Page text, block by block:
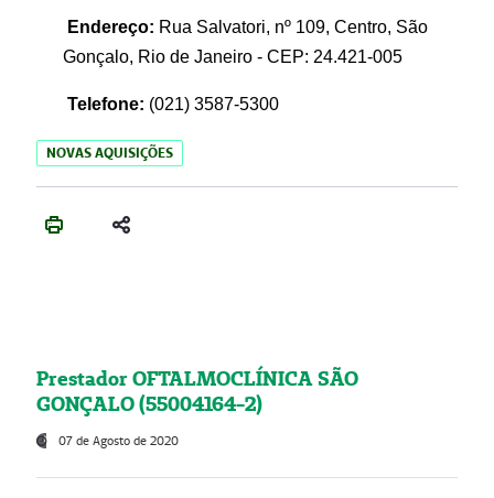
Endereço: Rua Salvatori, nº 109, Centro, São
Gonçalo, Rio de Janeiro - CEP: 24.421-005
Telefone: (021) 3587-5300
NOVAS AQUISIÇÕES
Prestador OFTALMOCLÍNICA SÃO
GONÇALO (55004164-2)
07 de Agosto de 2020